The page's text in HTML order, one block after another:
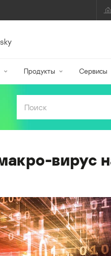
Продукты Сервисы
вирус